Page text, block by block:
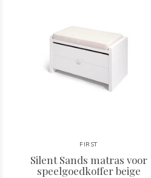
FIRST
Silent Sands matras voor
speelgoedkoffer beige